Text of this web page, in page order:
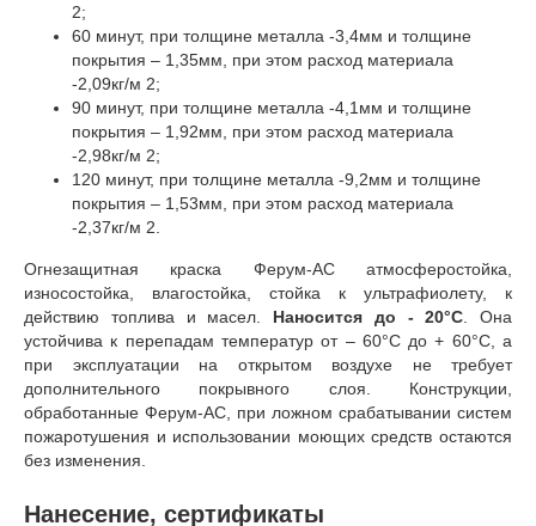
2;
60 минут, при толщине металла -3,4мм и толщине
покрытия – 1,35мм, при этом расход материала
-2,09кг/м 2;
90 минут, при толщине металла -4,1мм и толщине
покрытия – 1,92мм, при этом расход материала
-2,98кг/м 2;
120 минут, при толщине металла -9,2мм и толщине
покрытия – 1,53мм, при этом расход материала
-2,37кг/м 2.
Огнезащитная краска Ферум-АС атмосферостойка,
износостойка, влагостойка, стойка к ультрафиолету, к
действию топлива и масел. Наносится до - 20°C . Она
устойчива к перепадам температур от – 60°С до + 60°С, а
при эксплуатации на открытом воздухе не требует
дополнительного покрывного слоя. Конструкции,
обработанные Ферум-АС, при ложном срабатывании систем
пожаротушения и использовании моющих средств остаются
без изменения.
Нанесение, сертификаты